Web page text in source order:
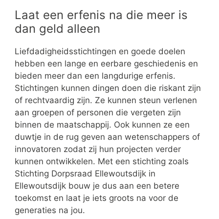
Laat een erfenis na die meer is
dan geld alleen
Liefdadigheidsstichtingen en goede doelen
hebben een lange en eerbare geschiedenis en
bieden meer dan een langdurige erfenis.
Stichtingen kunnen dingen doen die riskant zijn
of rechtvaardig zijn. Ze kunnen steun verlenen
aan groepen of personen die vergeten zijn
binnen de maatschappij. Ook kunnen ze een
duwtje in de rug geven aan wetenschappers of
innovatoren zodat zij hun projecten verder
kunnen ontwikkelen. Met een stichting zoals
Stichting Dorpsraad Ellewoutsdijk in
Ellewoutsdijk bouw je dus aan een betere
toekomst en laat je iets groots na voor de
generaties na jou.